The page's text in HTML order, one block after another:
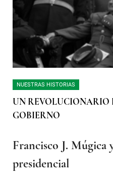
NUESTRAS HISTORIAS
UN REVOLUCIONARIO
GOBIERNO
Francisco J. Múgica
presidencial